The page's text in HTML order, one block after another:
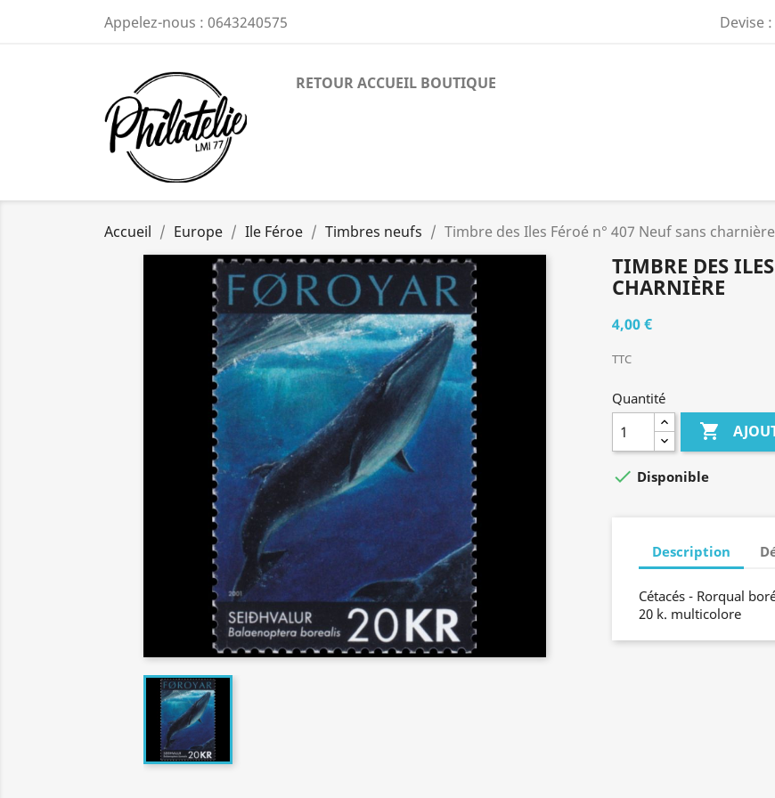
Appelez-nous : 0643240575 Devise :
RETOUR ACCUEIL BOUTIQUE
Accueil Europe Ile Féroe Timbres neufs Timbre des Iles Féroé n° 407 Neuf sans charnière
TIMBRE DES
CHARNIÈRE
4,00 €
TTC
Quantité

 Disponible
Description
Cétacés - Rorqual
20 k. multicolore